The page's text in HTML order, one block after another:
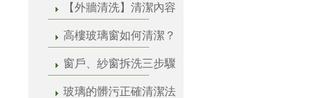
【外牆清洗】清潔內容
高樓玻璃窗如何清潔？
窗戶、紗窗拆洗三步驟
玻璃的髒污正確清潔法